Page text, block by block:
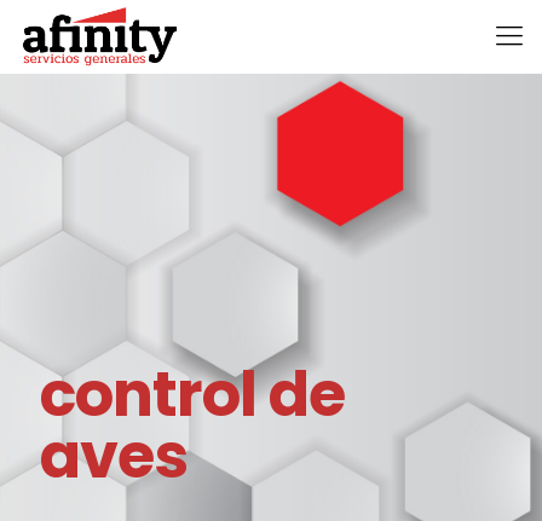
control de
aves